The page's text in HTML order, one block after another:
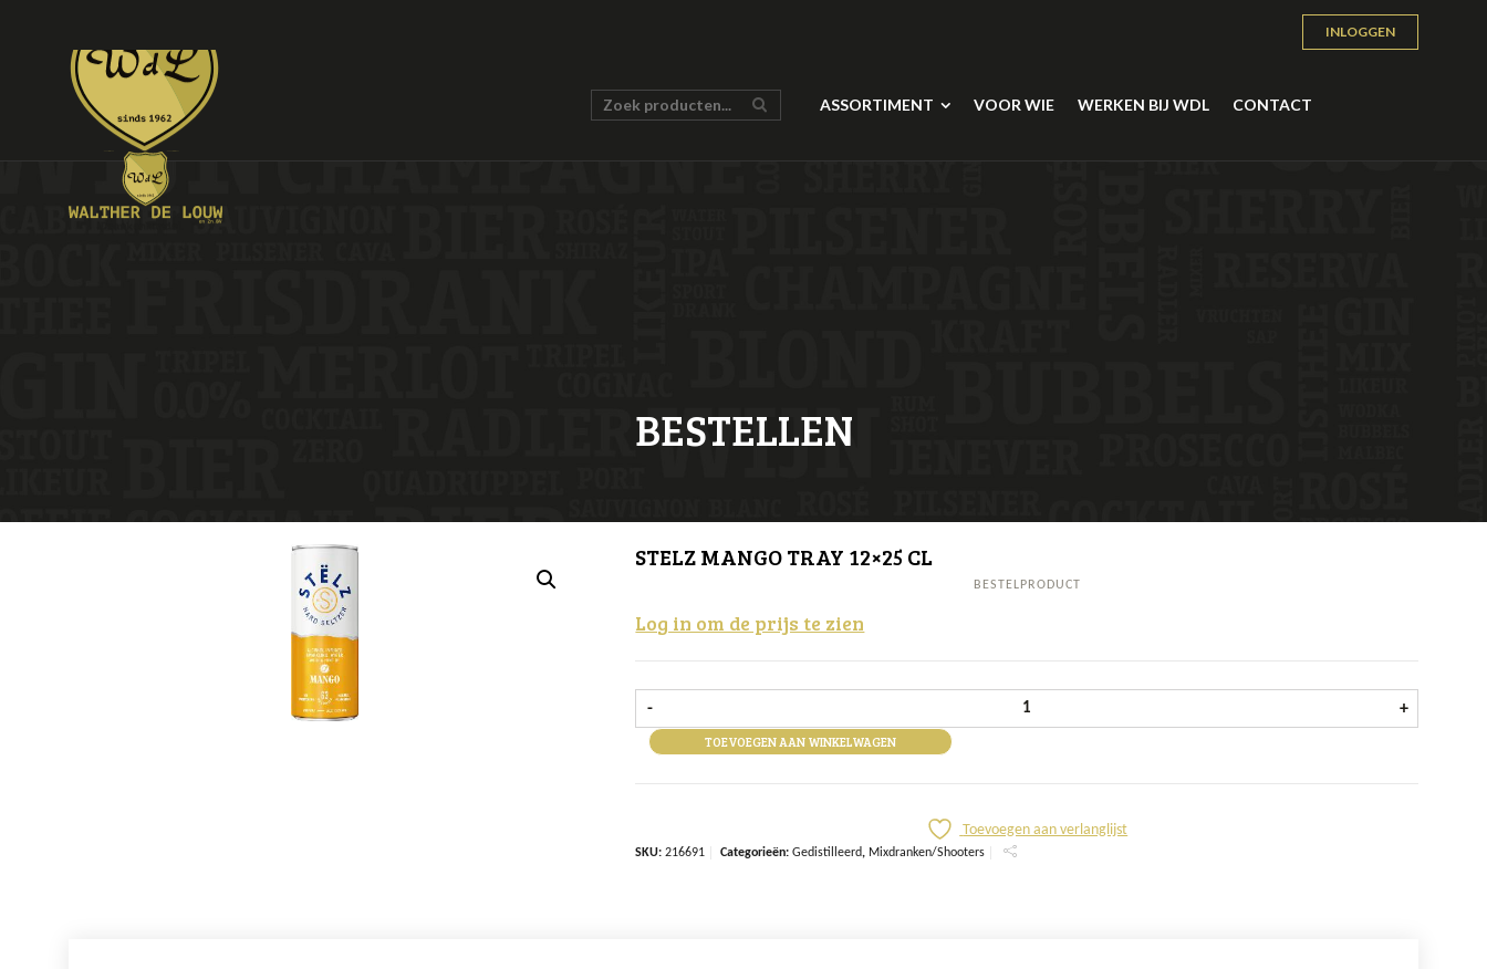
INLOGGEN
ASSORTIMENT VOOR WIE WERKEN BIJ WDL CONTACT
BESTELLEN
STELZ MANGO TRAY 12×25 CL
BESTELPRODUCT
Log in om de prijs te zien
- Stelz Mango tray 12x25 cl aantal +
TOEVOEGEN AAN WINKELWAGEN
Toevoegen aan verlanglijst
SKU:216691 Categorieën:Gedistilleerd, Mixdranken/Shooters